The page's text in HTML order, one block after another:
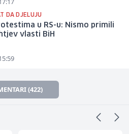
DA DJELUJU
u RS-u: Nismo primili
vlasti BiH
(422)